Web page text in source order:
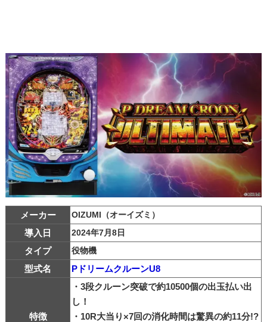
メーカー OIZUMI（オーイズミ）
導入日 2024年7月8日
タイプ 役物機
型式名 PドリームクルーンU8
特徴
・3段クルーン突破で約10500個の出玉払い出
し！
・10R大当り×7回の消化時間は驚異の約11分!?